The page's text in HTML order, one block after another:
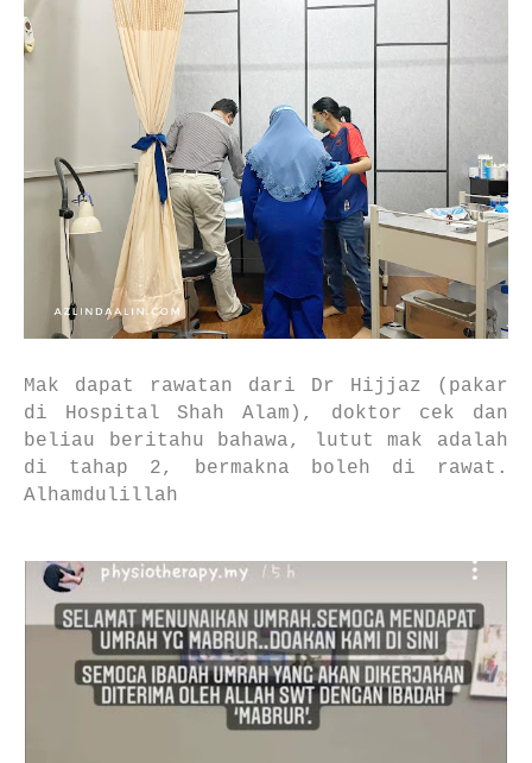
Mak dapat rawatan dari Dr Hijjaz (pakar
di Hospital Shah Alam), doktor cek dan
beliau beritahu bahawa, lutut mak adalah
di tahap 2, bermakna boleh di rawat.
Alhamdulillah